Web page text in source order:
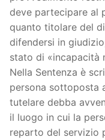
deve partecipare al
quanto titolare del
difendersi in
stato di «incapacità
Nella Sentenza è
persona sottoposta
tutelare debba
il luogo in cui la
reparto del servizio